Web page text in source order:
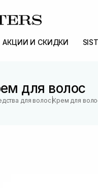
АКЦИИ И СКИДКИ
для волос
для волос|Крем для